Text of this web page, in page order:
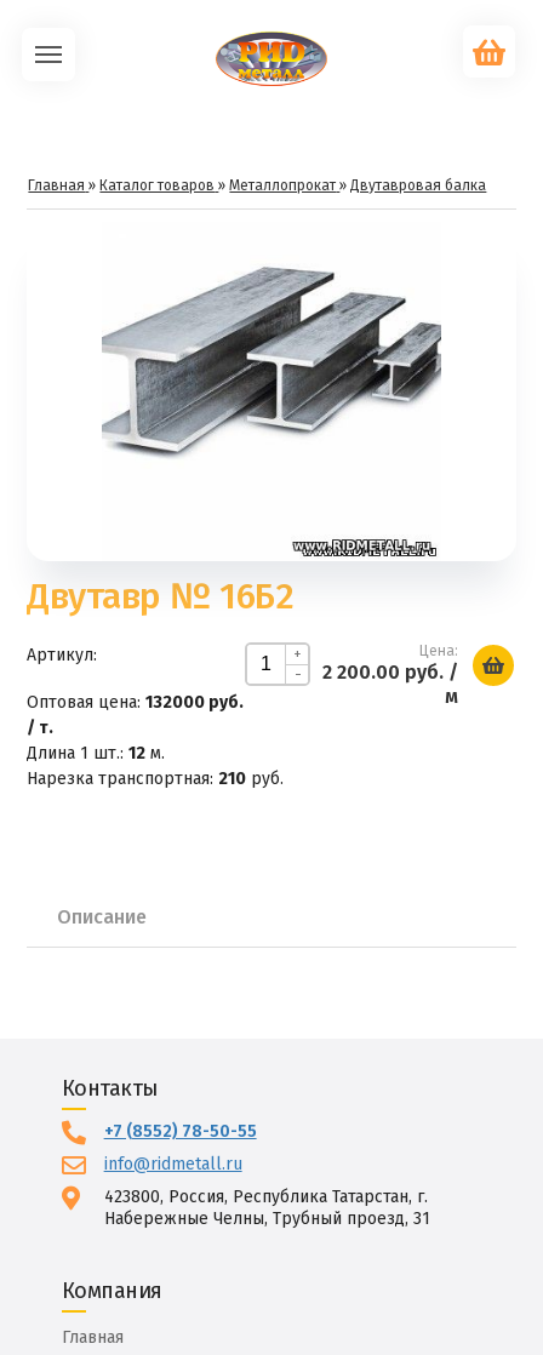
Главная » Каталог товаров »Металлопрокат »Двутавровая балка
Двутавр № 16Б2
+
-
Цена:
2 200.00 руб./
м
Артикул:
Оптовая цена: 132000 руб.
/ т.
Длина 1 шт.: 12 м.
Нарезка транспортная: 210 руб.
Описание
Контакты
+7 (8552) 78-50-55
info@ridmetall.ru
423800, Россия, Республика Татарстан, г.
Набережные Челны, Трубный проезд, 31
Компания
Главная